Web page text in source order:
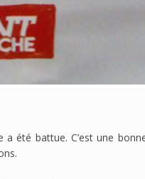
été battue. C’est une